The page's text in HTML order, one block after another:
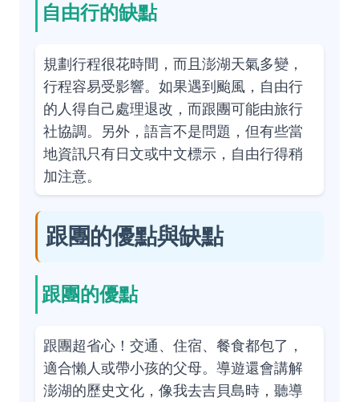
自由行的缺點
規劃行程很花時間，而且澎湖天氣多變，
行程容易受影響。如果遇到颱風，自由行
的人得自己處理退改，而跟團可能由旅行
社協調。另外，語言不是問題，但有些當
地資訊只有日文或中文標示，自由行得稍
加注意。
跟團的優點與缺點
跟團的優點
跟團超省心！交通、住宿、餐食都包了，
適合懶人或帶小孩的父母。導遊還會講解
澎湖的歷史文化，像我去吉貝島時，聽導